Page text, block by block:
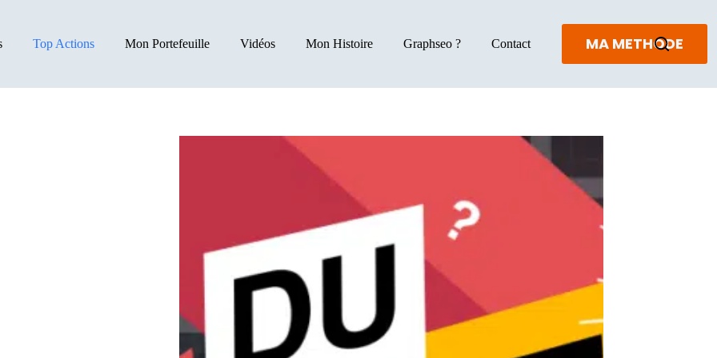
Top Actions Mon Portefeuille Vidéos Mon Histoire Graphseo ? Contact MA METHODE